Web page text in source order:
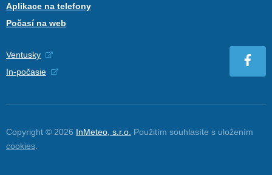
Aplikace na telefony
Počasí na web
Ventusky
In-počasie
Copyright © 2026 InMeteo, s.r.o. Použitím souhlasíte s uložením
cookies.